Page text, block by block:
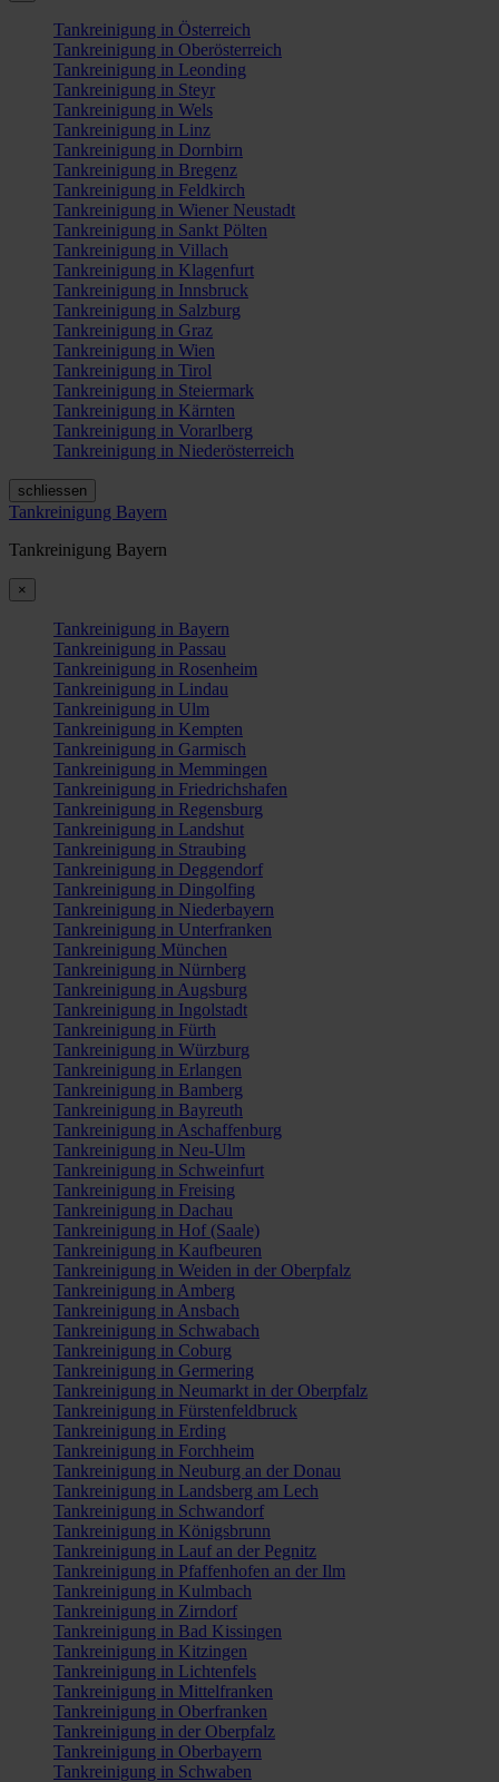
Tankreinigung in Österreich
Tankreinigung in Oberösterreich
Tankreinigung in Leonding
Tankreinigung in Steyr
Tankreinigung in Wels
Tankreinigung in Linz
Tankreinigung in Dornbirn
Tankreinigung in Bregenz
Tankreinigung in Feldkirch
Tankreinigung in Wiener Neustadt
Tankreinigung in Sankt Pölten
Tankreinigung in Villach
Tankreinigung in Klagenfurt
Tankreinigung in Innsbruck
Tankreinigung in Salzburg
Tankreinigung in Graz
Tankreinigung in Wien
Tankreinigung in Tirol
Tankreinigung in Steiermark
Tankreinigung in Kärnten
Tankreinigung in Vorarlberg
Tankreinigung in Niederösterreich
schliessen
Tankreinigung Bayern
Tankreinigung Bayern
×
Tankreinigung in Bayern
Tankreinigung in Passau
Tankreinigung in Rosenheim
Tankreinigung in Lindau
Tankreinigung in Ulm
Tankreinigung in Kempten
Tankreinigung in Garmisch
Tankreinigung in Memmingen
Tankreinigung in Friedrichshafen
Tankreinigung in Regensburg
Tankreinigung in Landshut
Tankreinigung in Straubing
Tankreinigung in Deggendorf
Tankreinigung in Dingolfing
Tankreinigung in Niederbayern
Tankreinigung in Unterfranken
Tankreinigung München
Tankreinigung in Nürnberg
Tankreinigung in Augsburg
Tankreinigung in Ingolstadt
Tankreinigung in Fürth
Tankreinigung in Würzburg
Tankreinigung in Erlangen
Tankreinigung in Bamberg
Tankreinigung in Bayreuth
Tankreinigung in Aschaffenburg
Tankreinigung in Neu-Ulm
Tankreinigung in Schweinfurt
Tankreinigung in Freising
Tankreinigung in Dachau
Tankreinigung in Hof (Saale)
Tankreinigung in Kaufbeuren
Tankreinigung in Weiden in der Oberpfalz
Tankreinigung in Amberg
Tankreinigung in Ansbach
Tankreinigung in Schwabach
Tankreinigung in Coburg
Tankreinigung in Germering
Tankreinigung in Neumarkt in der Oberpfalz
Tankreinigung in Fürstenfeldbruck
Tankreinigung in Erding
Tankreinigung in Forchheim
Tankreinigung in Neuburg an der Donau
Tankreinigung in Landsberg am Lech
Tankreinigung in Schwandorf
Tankreinigung in Königsbrunn
Tankreinigung in Lauf an der Pegnitz
Tankreinigung in Pfaffenhofen an der Ilm
Tankreinigung in Kulmbach
Tankreinigung in Zirndorf
Tankreinigung in Bad Kissingen
Tankreinigung in Kitzingen
Tankreinigung in Lichtenfels
Tankreinigung in Mittelfranken
Tankreinigung in Oberfranken
Tankreinigung in der Oberpfalz
Tankreinigung in Oberbayern
Tankreinigung in Schwaben